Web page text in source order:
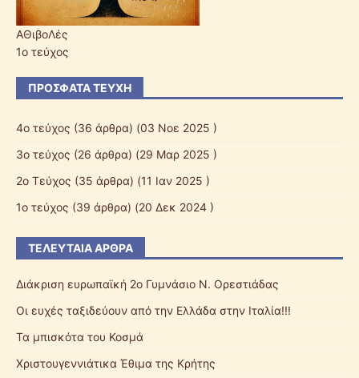
ΑΘιβοΛές
1ο τεύχος
ΠΡΌΣΦΑΤΑ ΤΕΎΧΗ
4ο τεύχος (36 άρθρα) (03 Νοε 2025 )
3o τεύχος (26 άρθρα) (29 Μαρ 2025 )
2o Τεύχος (35 άρθρα) (11 Ιαν 2025 )
1ο τεύχος (39 άρθρα) (20 Δεκ 2024 )
ΤΕΛΕΥΤΑΊΑ ΆΡΘΡΑ
Διάκριση ευρωπαϊκή 2ο Γυμνάσιο Ν. Ορεστιάδας
Οι ευχές ταξιδεύουν από την Ελλάδα στην Ιταλία!!!
Τα μπισκότα του Κοσμά
Χριστουγεννιάτικα Έθιμα της Κρήτης